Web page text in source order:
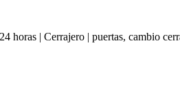
horas | Cerrajero | puertas, cambio